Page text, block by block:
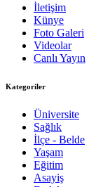
İletişim
Künye
Foto Galeri
Videolar
Canlı Yayın
Kategoriler
Üniversite
Sağlık
İlçe - Belde
Yaşam
Eğitim
Asayiş